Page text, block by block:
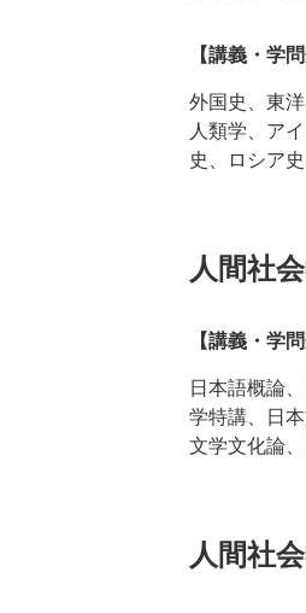
【講義・学問
外国史、東
人類学、ア
史、ロシア
人間社
【講義・学問
日本語概論
学特講、日
文学文化論
人間社